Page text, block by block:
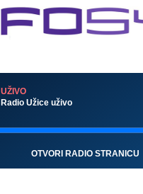
UŽIVO
Radio Užice uživo
OTVORI RADIO STRANICU